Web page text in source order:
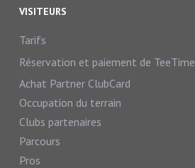
VISITEURS
Tarifs
Réservation et paiement de TeeTime
Achat Partner ClubCard
Occupation du terrain
Clubs partenaires
Parcours
Pros